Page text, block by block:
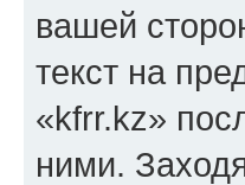
вашей
текст на
«kfrr.kz»
ними.